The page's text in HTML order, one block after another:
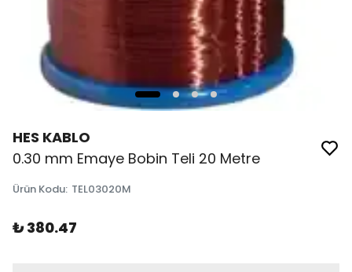
HES KABLO
0.30 mm Emaye Bobin Teli 20 Metre
Ürün Kodu: TEL03020M
₺ 380.47